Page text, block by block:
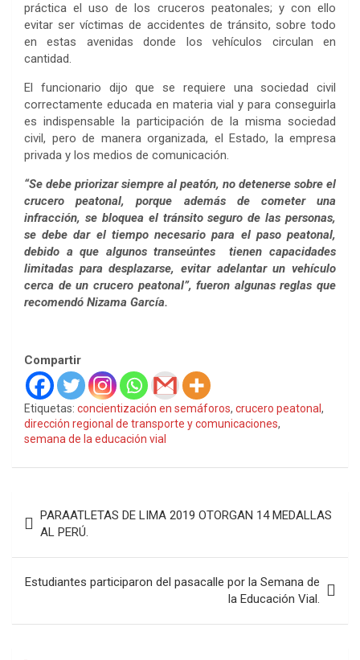
práctica el uso de los cruceros peatonales; y con ello
evitar ser víctimas de accidentes de tránsito, sobre todo
en estas avenidas donde los vehículos circulan en
cantidad.
El funcionario dijo que se requiere una sociedad civil
correctamente educada en materia vial y para conseguirla
es indispensable la participación de la misma sociedad
civil, pero de manera organizada, el Estado, la empresa
privada y los medios de comunicación.
“Se debe priorizar siempre al peatón, no detenerse sobre el
crucero peatonal, porque además de cometer una
infracción, se bloquea el tránsito seguro de las personas,
se debe dar el tiempo necesario para el paso peatonal,
debido a que algunos transeúntes tienen capacidades
limitadas para desplazarse, evitar adelantar un vehículo
cerca de un crucero peatonal”, fueron algunas reglas que
recomendó Nizama García.
Compartir
Etiquetas: concientización en semáforos, crucero peatonal,
dirección regional de transporte y comunicaciones,
semana de la educación vial
de
entradas
PARAATLETAS DE LIMA 2019 OTORGAN 14 MEDALLAS
AL PERÚ.
Estudiantes participaron del pasacalle por la Semana de
la Educación Vial.